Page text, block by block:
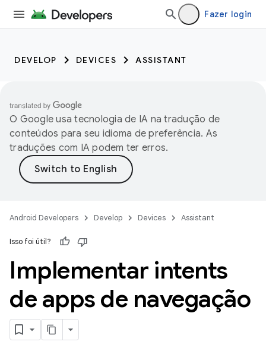
Fazer login
DEVELOP DEVICES ASSISTANT
O Google usa tecnologia de IA na tradução de
conteúdos para seu idioma de preferência. As
traduções com IA podem ter erros.
Android Developers Develop Devices Assistant
Isso foi útil?
Implementar intents
de apps de navegação